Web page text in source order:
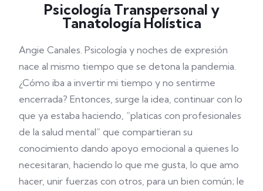
Psicología Transpersonal y
Tanatología Holística
Angie Canales. Psicología y noches de expresión
nace al mismo tiempo que se detona la pandemia.
¿Cómo iba a invertir mi tiempo y no sentirme
encerrada? Entonces, surge la idea, continuar con lo
que ya estaba haciendo, “platicas con profesionales
de la salud mental” que compartieran su
conocimiento dando apoyo emocional a quienes lo
necesitaran, haciendo lo que me gusta, lo que amo
hacer, unir fuerzas con otros, para un bien común; le